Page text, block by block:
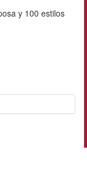
y 100 estilos